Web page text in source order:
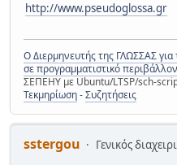
http://www.pseudoglossa.gr
Ο Διερμηνευτής της ΓΛΩΣΣΑΣ
σε προγραμματιστικό
ΣΕΠΕΗΥ με Ubuntu/LTSP/sch-
Τεκμηρίωση-Συζητήσεις
sstergou
Γενικός